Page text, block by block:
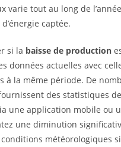
varie tout au long de
captée.
si la baisse de production
données actuelles avec
à la même période. De
des statistiques
une application mobile ou
une diminution
météorologiques